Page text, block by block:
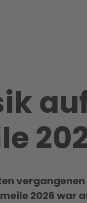
2026